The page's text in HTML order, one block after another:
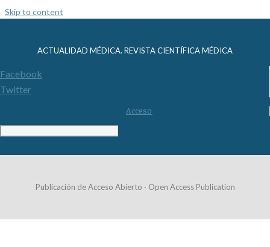
Skip to content
ACTUALIDAD MÉDICA. REVISTA CIENTÍFICA MÉDICA
Facebook
Twitter
Acceso
Publicación de Acceso Abierto · Open Access Publication